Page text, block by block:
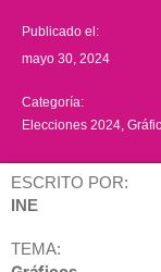
Publicado el:
mayo 30, 2024
Categoría:
Elecciones 2024
ESCRITO POR:
INE
TEMA: